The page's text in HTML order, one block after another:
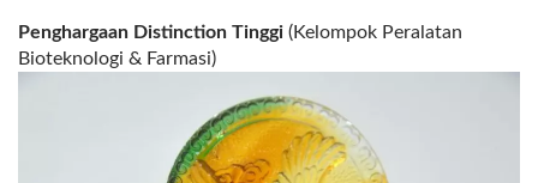
Penghargaan Distinction Tinggi (Kelompok Peralatan
Bioteknologi & Farmasi)